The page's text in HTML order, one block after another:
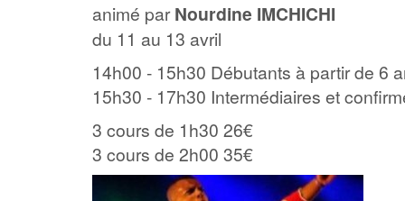
animé parNourdine IMCHICHI
du 11 au 13 avril
14h00 - 15h30 Débutants à partir de 6
15h30 - 17h30 Intermédiaires et
3 cours de 1h30 26€
3 cours de 2h00 35€